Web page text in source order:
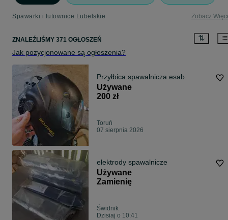
Spawarki i lutownice Lubelskie Zobacz
ZNALEŹLIŚMY 371 OGŁOSZEŃ
Jak pozycjonowane są ogłoszenia?
Przyłbica spawalnicza esab
Używane
200 zł
Toruń
07 sierpnia 2026
elektrody spawalnicze
Używane
Zamienię
Świdnik
Dzisiaj o 10:41